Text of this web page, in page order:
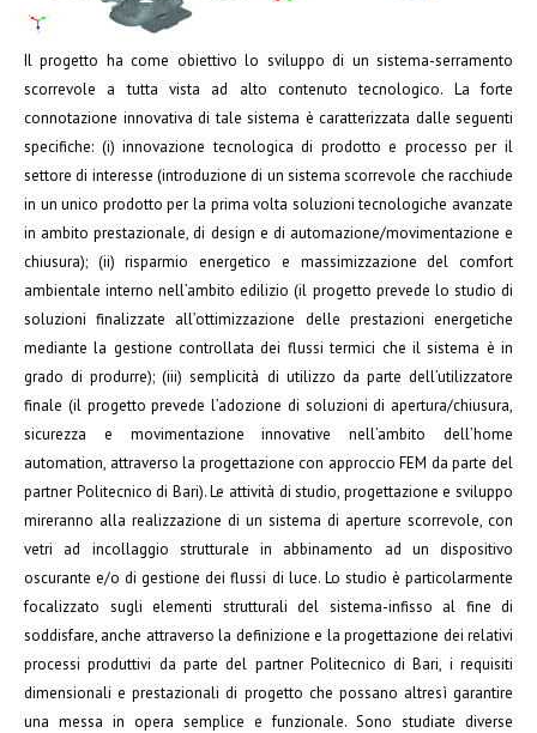
Il progetto ha come obiettivo lo sviluppo di un sistema-serramento
scorrevole a tutta vista ad alto contenuto tecnologico. La forte
connotazione innovativa di tale sistema è caratterizzata dalle seguenti
specifiche: (i) innovazione tecnologica di prodotto e processo per il
settore di interesse (introduzione di un sistema scorrevole che racchiude
in un unico prodotto per la prima volta soluzioni tecnologiche avanzate
in ambito prestazionale, di design e di automazione/movimentazione e
chiusura); (ii) risparmio energetico e massimizzazione del comfort
ambientale interno nell’ambito edilizio (il progetto prevede lo studio di
soluzioni finalizzate all’ottimizzazione delle prestazioni energetiche
mediante la gestione controllata dei flussi termici che il sistema è in
grado di produrre); (iii) semplicità di utilizzo da parte dell’utilizzatore
finale (il progetto prevede l’adozione di soluzioni di apertura/chiusura,
sicurezza e movimentazione innovative nell’ambito dell’home
automation, attraverso la progettazione con approccio FEM da parte del
partner Politecnico di Bari). Le attività di studio, progettazione e sviluppo
mireranno alla realizzazione di un sistema di aperture scorrevole, con
vetri ad incollaggio strutturale in abbinamento ad un dispositivo
oscurante e/o di gestione dei flussi di luce. Lo studio è particolarmente
focalizzato sugli elementi strutturali del sistema-infisso al fine di
soddisfare, anche attraverso la definizione e la progettazione dei relativi
processi produttivi da parte del partner Politecnico di Bari, i requisiti
dimensionali e prestazionali di progetto che possano altresì garantire
una messa in opera semplice e funzionale. Sono studiate diverse